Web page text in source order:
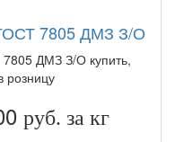
7805 ДМЗ З/О
7805 ДМЗ З/О купить,
розницу
руб. за кг